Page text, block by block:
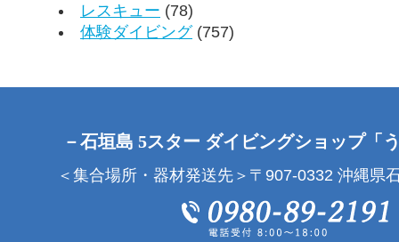
レスキュー (78)
体験ダイビング(757)
－石垣島 5スター ダイビングショップ「
＜集合場所・器材発送先＞〒907-0332 沖縄県